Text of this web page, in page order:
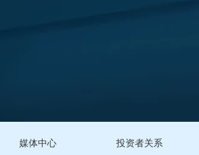
媒体中心 投资者关系